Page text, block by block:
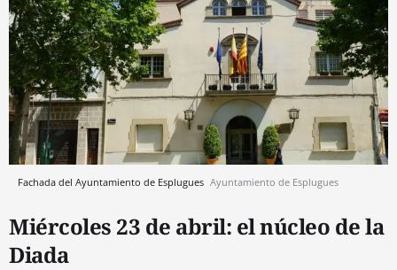
Fachada del Ayuntamiento de Esplugues Ayuntamiento de Esplugues
Miércoles 23 de abril: el núcleo de la
Diada